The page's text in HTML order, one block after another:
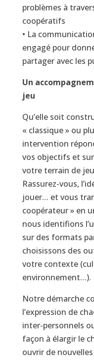
problèmes à
coopératifs
• La
engagé pour
partager avec les
Un
jeu
Qu’elle soit
« classique » ou
intervention
vos objectifs et
votre terrain de
Rassurez-vous,
jouer… et vous
coopérateur » en
nous identifions
sur des formats
choisissons des
votre contexte
environnement…).
Notre démarche
l’expression de
inter-personnels
façon à élargir le
ouvrir de